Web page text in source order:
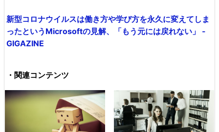
新型コロナウイルスは働き方や学び方を永久に変えてしま
ったというMicrosoftの見解、「もう元には戻れない」 -
GIGAZINE
・関連コンテンツ